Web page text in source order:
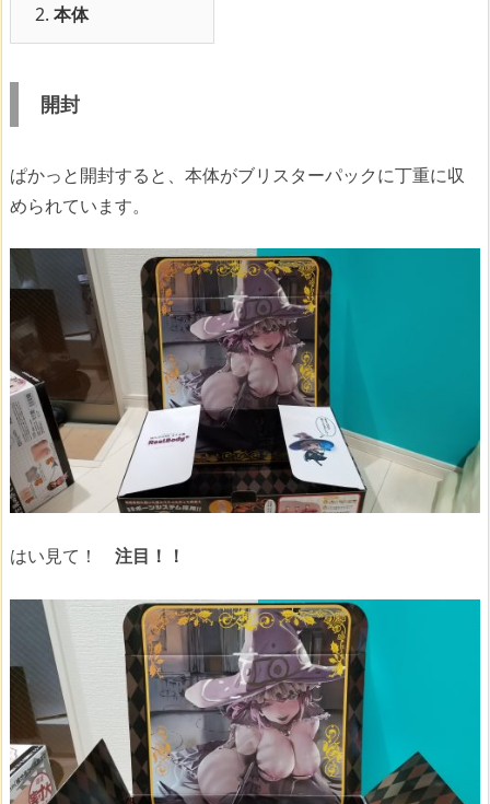
2. 本体
開封
ぱかっと開封すると、本体がブリスターパックに丁重に収
められています。
はい見て！ 注目！！